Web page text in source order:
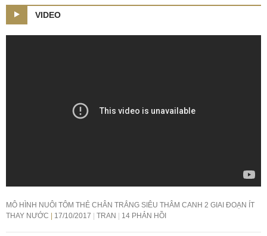
VIDEO
MÔ HÌNH NUÔI TÔM THẺ CHÂN TRẮNG SIÊU THÂM CANH 2 GIAI ĐOẠN ÍT
THAY NƯỚC
17/10/2017 TRAN 14 PHẢN HỒI